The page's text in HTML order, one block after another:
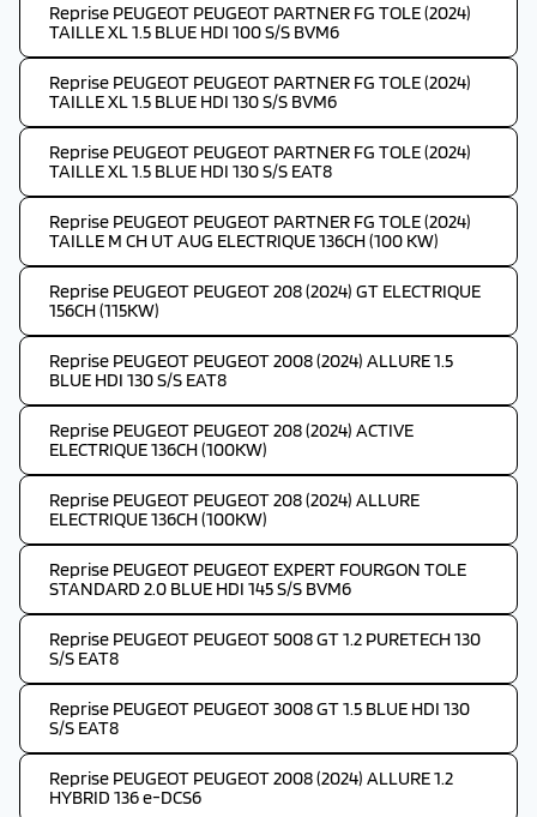
Reprise PEUGEOT PEUGEOT PARTNER FG TOLE (2024)
TAILLE XL 1.5 BLUE HDI 100 S/S BVM6
Reprise PEUGEOT PEUGEOT PARTNER FG TOLE (2024)
TAILLE XL 1.5 BLUE HDI 130 S/S BVM6
Reprise PEUGEOT PEUGEOT PARTNER FG TOLE (2024)
TAILLE XL 1.5 BLUE HDI 130 S/S EAT8
Reprise PEUGEOT PEUGEOT PARTNER FG TOLE (2024)
TAILLE M CH UT AUG ELECTRIQUE 136CH (100 KW)
Reprise PEUGEOT PEUGEOT 208 (2024) GT ELECTRIQUE
156CH (115KW)
Reprise PEUGEOT PEUGEOT 2008 (2024) ALLURE 1.5
BLUE HDI 130 S/S EAT8
Reprise PEUGEOT PEUGEOT 208 (2024) ACTIVE
ELECTRIQUE 136CH (100KW)
Reprise PEUGEOT PEUGEOT 208 (2024) ALLURE
ELECTRIQUE 136CH (100KW)
Reprise PEUGEOT PEUGEOT EXPERT FOURGON TOLE
STANDARD 2.0 BLUE HDI 145 S/S BVM6
Reprise PEUGEOT PEUGEOT 5008 GT 1.2 PURETECH 130
S/S EAT8
Reprise PEUGEOT PEUGEOT 3008 GT 1.5 BLUE HDI 130
S/S EAT8
Reprise PEUGEOT PEUGEOT 2008 (2024) ALLURE 1.2
HYBRID 136 e-DCS6